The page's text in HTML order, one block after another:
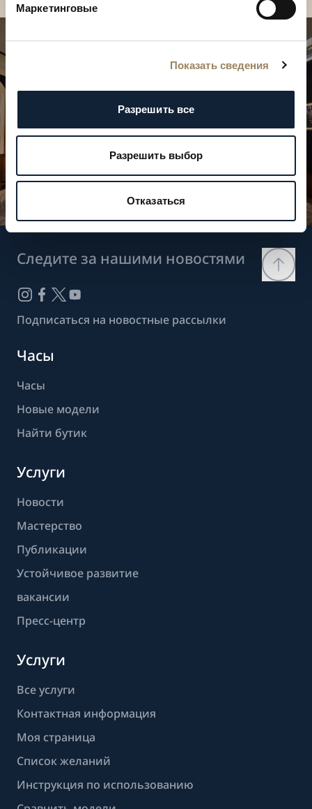
Маркетинговые
Показать сведения
Разрешить все
Разрешить выбор
Отказаться
Следите за нашими новостями
Подписаться на новостные рассылки
Часы
Часы
Новые модели
Найти бутик
Услуги
Новости
Мастерство
Публикации
Устойчивое развитие
вакансии
Пресс-центр
Услуги
Все услуги
Контактная информация
Моя страница
Список желаний
Инструкция по использованию